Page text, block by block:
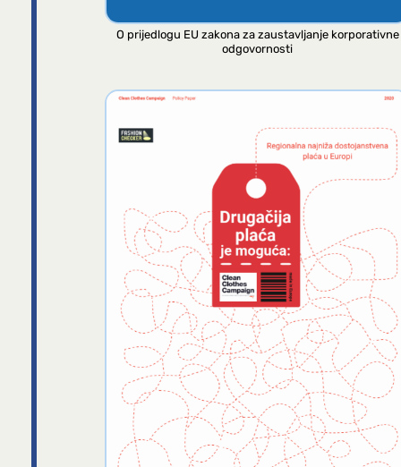
O prijedlogu EU zakona za zaustavljanje korporativne
odgovornosti